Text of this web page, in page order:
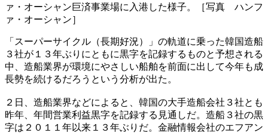
ァ・オーシャン巨済事業場に入港した様子。［写真 ハンフ
ァ・オーシャン］
「スーパーサイクル（長期好況）」の軌道に乗った韓国造船
３社が１３年ぶりにともに黒字を記録するものと予想される
中、造船業界が環境にやさしい船舶を前面に出して今年も成
長勢を続けるだろうという分析が出た。
２日、造船業界などによると、韓国の大手造船会社３社とも
昨年、年間営業利益黒字を記録する見通しだ。造船３社の黒
字は２０１１年以来１３年ぶりだ。金融情報会社のエフアン